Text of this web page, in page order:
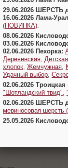
29.06.2026 ШЕРСТЬ
16.06.2026 Лама-
(НОВИНКА)
08.06.2026
03.06.2026
02.06.2026 Пехорка:
Деревенская
хлопок Жемчужная
Удачный выбор
02.06.2026
"Шотландский твид"
02.06.2026 ШЕРСТЬ
мериносовая шерсть
25.05.2026